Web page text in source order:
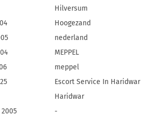
Hilversum
Hoogezand
nederland
MEPPEL
meppel
Escort Service In Haridwar
Haridwar
-